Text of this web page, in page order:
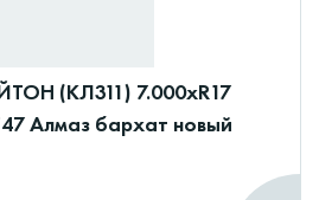
(КЛ311) 7.000xR17
Алмаз бархат новый